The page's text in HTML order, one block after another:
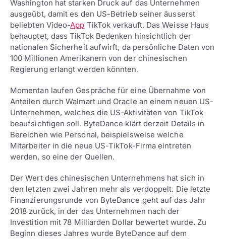
Washington hat starken Druck auf das Unternehmen
ausgeübt, damit es den US-Betrieb seiner äusserst
beliebten Video-App TikTok verkauft. Das Weisse Haus
behauptet, dass TikTok Bedenken hinsichtlich der
nationalen Sicherheit aufwirft, da persönliche Daten von
100 Millionen Amerikanern von der chinesischen
Regierung erlangt werden könnten.
Momentan laufen Gespräche für eine Übernahme von
Anteilen durch Walmart und Oracle an einem neuen US-
Unternehmen, welches die US-Aktivitäten von TikTok
beaufsichtigen soll. ByteDance klärt derzeit Details in
Bereichen wie Personal, beispielsweise welche
Mitarbeiter in die neue US-TikTok-Firma eintreten
werden, so eine der Quellen.
Der Wert des chinesischen Unternehmens hat sich in
den letzten zwei Jahren mehr als verdoppelt. Die letzte
Finanzierungsrunde von ByteDance geht auf das Jahr
2018 zurück, in der das Unternehmen nach der
Investition mit 78 Milliarden Dollar bewertet wurde. Zu
Beginn dieses Jahres wurde ByteDance auf dem